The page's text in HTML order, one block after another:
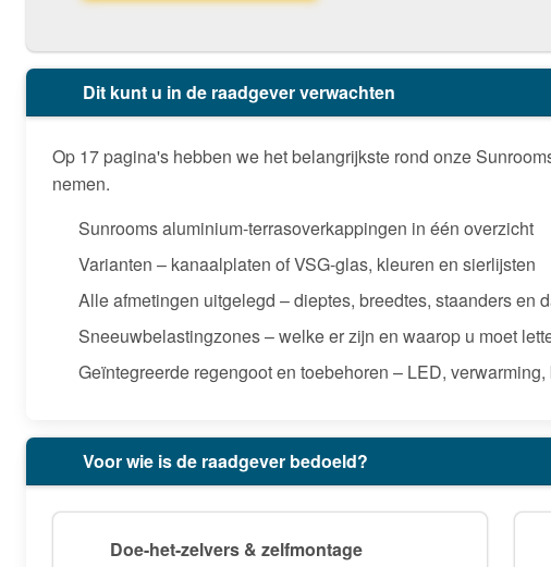
Dit kunt u in de raadgever verwachten
Op 17 pagina's hebben we het belangrijkste rond onze
nemen.
Sunrooms aluminium-terrasoverkappingen in één overzicht
Varianten – kanaalplaten of VSG-glas, kleuren en sierlijsten
Alle afmetingen uitgelegd – dieptes, breedtes, staanders en
Sneeuwbelastingzones – welke er zijn en waarop u moet
Geïntegreerde regengoot en toebehoren – LED,
Voor wie is de raadgever bedoeld?
Doe-het-zelvers & zelfmontage